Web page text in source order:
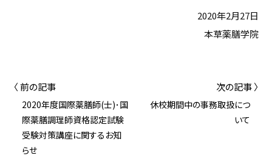
2020年2月27日
本草薬膳学院
〈 前の記事
2020年度国際薬膳師(士)･国
際薬膳調理師資格認定試験
受験対策講座に関するお知
らせ
次の記事 〉
休校期間中の事務取扱につ
いて